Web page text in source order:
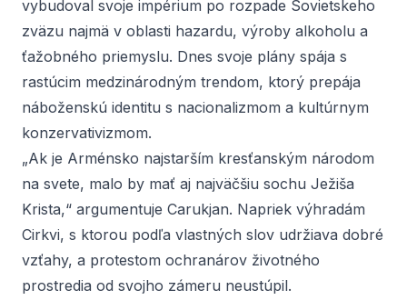
vybudoval svoje impérium po rozpade Sovietskeho
zväzu najmä v oblasti hazardu, výroby alkoholu a
ťažobného priemyslu. Dnes svoje plány spája s
rastúcim medzinárodným trendom, ktorý prepája
náboženskú identitu s nacionalizmom a kultúrnym
konzervativizmom.
„Ak je Arménsko najstarším kresťanským národom
na svete, malo by mať aj najväčšiu sochu Ježiša
Krista,“ argumentuje Carukjan. Napriek výhradám
Cirkvi, s ktorou podľa vlastných slov udržiava dobré
vzťahy, a protestom ochranárov životného
prostredia od svojho zámeru neustúpil.